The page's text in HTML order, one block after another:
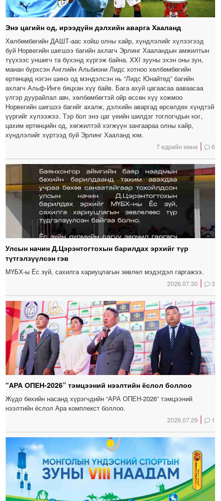
Энэ цагийн од, ирээдүйн дэлхийн аварга Хааланд
Хөлбөмбөгийн ДАШТ-аас хойш олны хайр, хүндлэлийг хүлээгээд
буй Норвегийн шигшээ багийн ахлагч Эрлинг Хааландын амжилтын
түүхээс уншигч та бүхэнд хүргэж байна. XXI зууны эхэн оны зун,
манан бүрхсэн Английн Альбиони Лидс хотноо хөлбөмбөгийн
ертөнцөд нэгэн шинэ од мэндэлсэн нь “Лидс Юнайтед” багийн
ахлагч Альф-Инге бяцхан хүү байв. Бага ахуй цагаасаа ааваасаа
үлгэр дуурайлал авч, хөлбөмбөгтэй ойр өссөн хүү хожмоо
Норвегийн шигшээ багийг ахалж, дэлхийн аваргад өрсөлдөх хүндтэй
үүргийг хүлээжээ. Тэр бол энэ цаг үеийн шилдэг тоглогчдын нэг,
цахим ертөнцийн од, хөгжилтэй хэгжүүн зангаараа олны хайр,
хүндлэлийг хүртээд буй Эрлинг Хааланд юм.
7 өдрийн өмнө 6
Улсын начин Д.Цэрэнтогтохын барилдах эрхийг түр
түтгэлзүүлсэн гэв
МҮБХ-ы Ёс зүй, сахилга хариуцлагын зөвлөл мэдэгдэл гаргажээ.
2026.07.30 3
“АРА ОПЕН-2026” тэмцээний нээлтийн ёслол боллоо
Жүдо бөхийн насанд хүрэгчдийн “АРА ОПЕН-2026” тэмцээний
нээлтийн ёслол Ара комплекст боллоо.
2026.07.29 1